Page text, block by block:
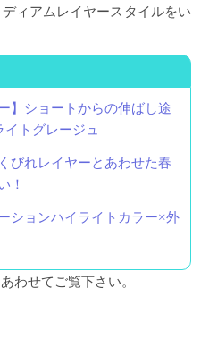
ィアムレイヤースタイルをい
】ショートからの伸ばし途
トグレージュ
びれレイヤーとあわせた春
！
ションハイライトカラー×外
わせてご覧下さい。